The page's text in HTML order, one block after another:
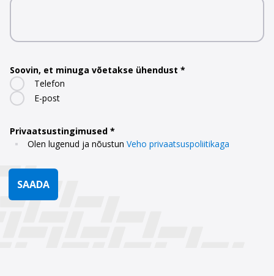
Soovin, et minuga võetakse ühendust
Telefon
E-post
Privaatsustingimused
Olen lugenud ja nõustun Veho privaatsuspoliitikaga
SAADA